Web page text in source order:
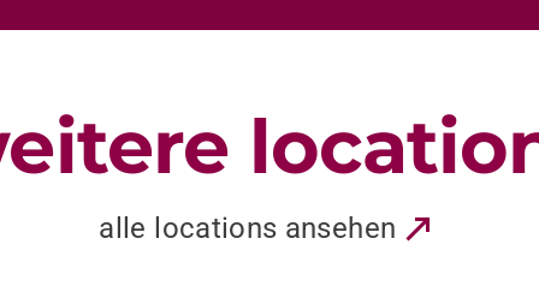
alle locations ansehen